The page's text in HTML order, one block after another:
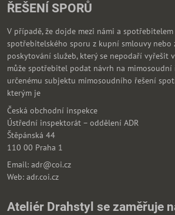
ŘEŠENÍ SPORŮ
V případě, že dojde mezi námi a
spotřebitelského sporu z kupní smlouvy nebo
poskytování služeb, který se nepodaří vyřešit
může spotřebitel podat návrh na mimosoudní
určenému subjektu mimosoudního řešení
kterým je
Česká obchodní inspekce
Ústřední inspektorát – oddělení ADR
Štěpánská 44
110 00 Praha 1
Email: adr@coi.cz
Web: adr.coi.cz
Ateliér Drahstyl se zaměřuje